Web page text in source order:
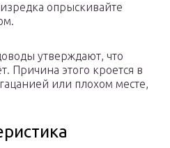
опрыскивайте
утверждают, что
Причина этого кроется в
или плохом месте,